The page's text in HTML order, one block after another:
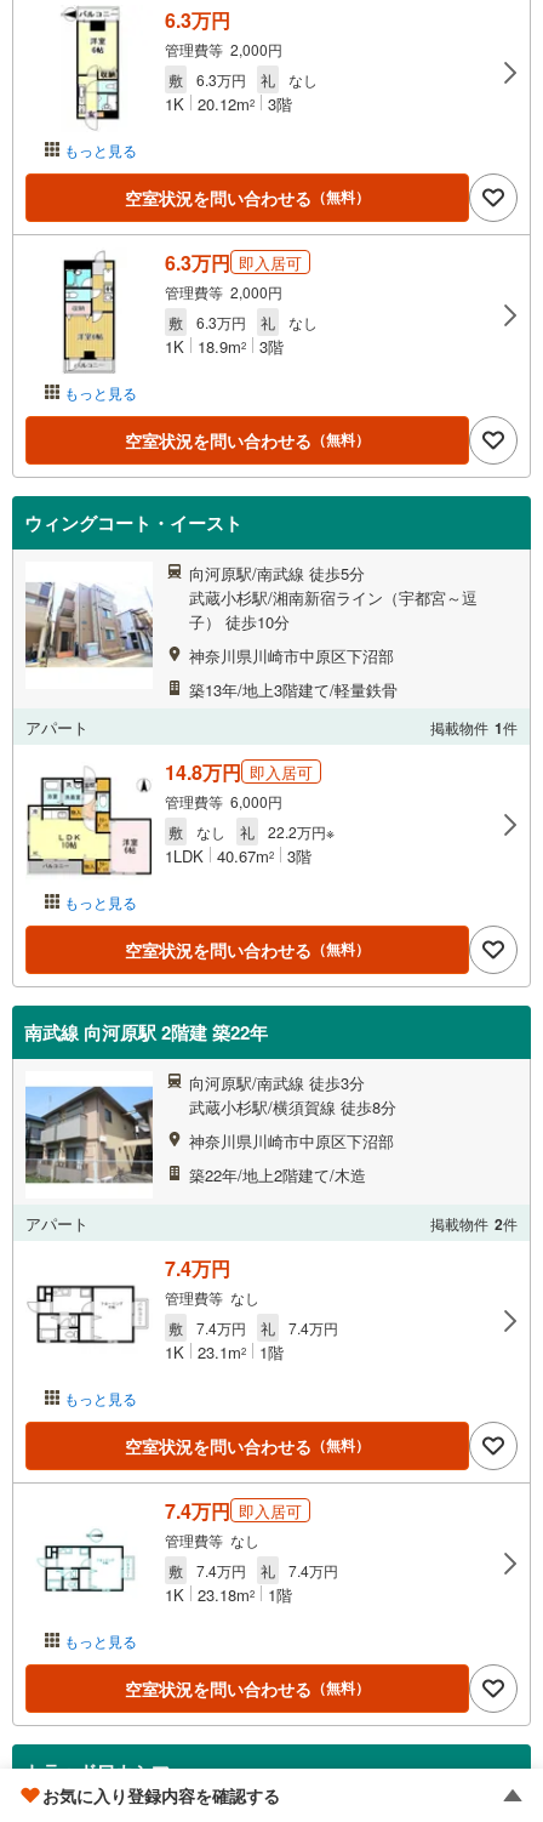
もっと見る
6.3万円
管理費等 2,000円
敷
6.3万円 礼 なし
1K 20.12m2 3階
空室状況を問い合わせる （無料）
もっと見る
6.3万円 即入居可
管理費等 2,000円
敷
6.3万円 礼 なし
1K 18.9m2 3階
空室状況を問い合わせる （無料）
ウィングコート・イースト
向河原駅/南武線 徒歩5分
武蔵小杉駅/湘南新宿ライン（宇都宮～逗
子） 徒歩10分
神奈川県川崎市中原区下沼部
築13年/地上3階建て/軽量鉄骨
アパート
掲載物件 1件
もっと見る
14.8万円 即入居可
管理費等 6,000円
敷
なし 礼 22.2万円※
1LDK 40.67m2 3階
空室状況を問い合わせる （無料）
南武線 向河原駅 2階建 築22年
向河原駅/南武線 徒歩3分
武蔵小杉駅/横須賀線 徒歩8分
神奈川県川崎市中原区下沼部
築22年/地上2階建て/木造
アパート 掲載物件 2件
もっと見る
7.4万円
管理費等 なし
敷
7.4万円 礼 7.4万円
1K 23.1m2 1階
空室状況を問い合わせる （無料）
もっと見る
7.4万円 即入居可
管理費等 なし
敷
7.4万円 礼 7.4万円
1K 23.18m2 1階
空室状況を問い合わせる （無料）
トラッドワカシマ
お気に入り登録内容を確認する